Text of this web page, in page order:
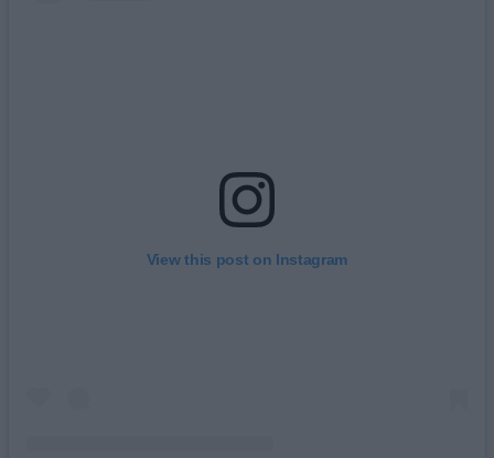
View this post on Instagram